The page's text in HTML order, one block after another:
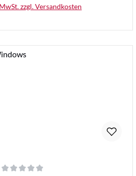
zzgl. Versandkosten